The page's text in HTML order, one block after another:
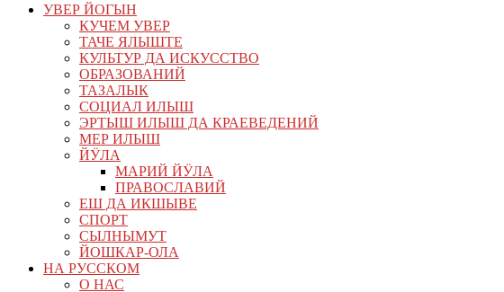
УВЕР ЙОГЫН
КУЧЕМ УВЕР
ТАЧЕ ЯЛЫШТЕ
КУЛЬТУР ДА ИСКУССТВО
ОБРАЗОВАНИЙ
ТАЗАЛЫК
СОЦИАЛ ИЛЫШ
ЭРТЫШ ИЛЫШ ДА КРАЕВЕДЕНИЙ
МЕР ИЛЫШ
ЙӰЛА
МАРИЙ ЙӰЛА
ПРАВОСЛАВИЙ
ЕШ ДА ИКШЫВЕ
СПОРТ
СЫЛНЫМУТ
ЙОШКАР-ОЛА
НА РУССКОМ
О НАС